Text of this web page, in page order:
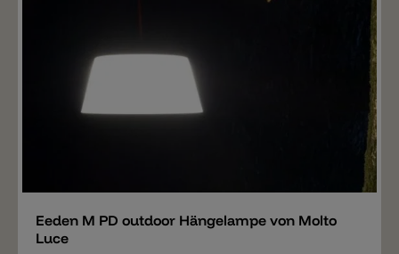
Eeden M PD outdoor Hängelampe von Molto
Luce